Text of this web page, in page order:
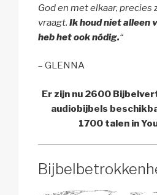
God en met elkaar, precies
vraagt. Ik houd niet alleen
heb het ook nódig.“
– GLENNA
Er zijn nu 2600
audiobijbels
1700 talen in